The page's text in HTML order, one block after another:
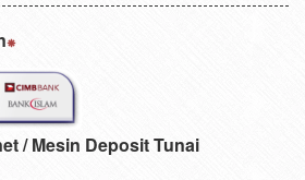
/ Mesin Deposit Tunai